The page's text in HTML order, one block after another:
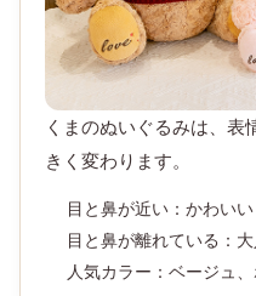
くまのぬいぐるみは、表
きく変わります。
目と鼻が近い：かわい
目と鼻が離れている：
人気カラー：ベージュ